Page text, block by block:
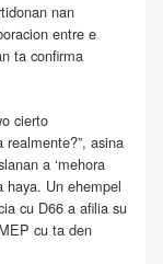
nan
entre e
ta confirma
cierto
asina
a ‘mehora
haya. Un ehempel
cu D66 a afilia su
cu ta den